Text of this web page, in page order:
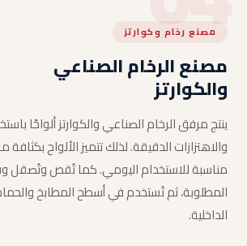
مصنع رخام وكوارتز
مصنع الرخام الصناعي
والكوارتز
ينتج مرفق الرخام الصناعي والكوارتز ألواحًا
والاهتزازات الدقيقة. لذلك تتميز الألواح
مناسبة للاستخدام اليومي. كما تُقص وتُصقل
المطلوبة، ثم تُستخدم في أسطح المطابخ
الداخلية.